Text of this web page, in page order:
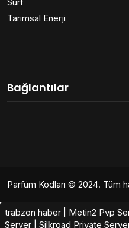
Tarımsal Enerji
Bağlantılar
Parfüm Kodları © 2024. Tüm
trabzon haber Metin2 Pvp
Server
Silkroad Private